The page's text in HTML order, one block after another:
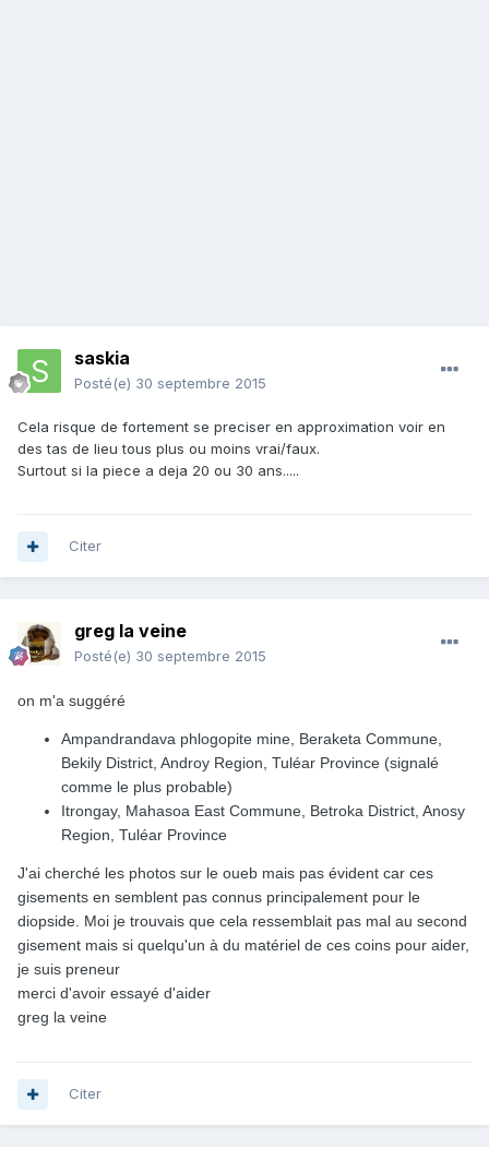
saskia
Posté(e) 30 septembre 2015
Cela risque de fortement se preciser en approximation voir en
des tas de lieu tous plus ou moins vrai/faux.
Surtout si la piece a deja 20 ou 30 ans.....
Citer
greg la veine
Posté(e) 30 septembre 2015
on m'a suggéré
Ampandrandava phlogopite mine, Beraketa Commune,
Bekily District, Androy Region, Tuléar Province (signalé
comme le plus probable)
Itrongay, Mahasoa East Commune, Betroka District, Anosy
Region, Tuléar Province
J'ai cherché les photos sur le oueb mais pas évident car ces
gisements en semblent pas connus principalement pour le
diopside. Moi je trouvais que cela ressemblait pas mal au second
gisement mais si quelqu'un à du matériel de ces coins pour aider,
je suis preneur
merci d'avoir essayé d'aider
greg la veine
Citer